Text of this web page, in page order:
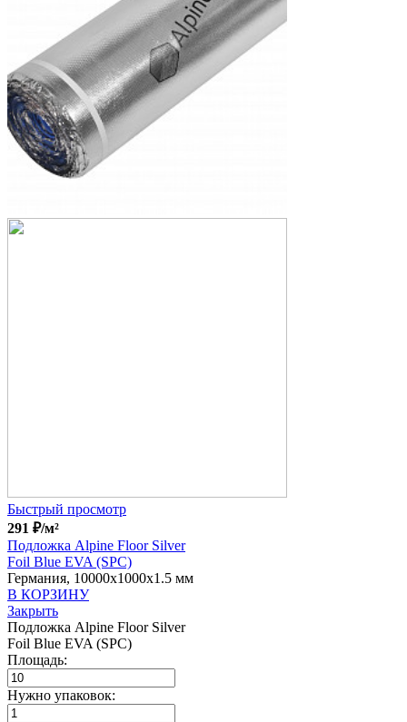
Быстрый просмотр
291 ₽/м²
Подложка Alpine Floor Silver
Foil Blue EVA (SPC)
Германия, 10000x1000x1.5 мм
В КОРЗИНУ
Закрыть
Подложка Alpine Floor Silver
Foil Blue EVA (SPC)
Площадь:
Нужно упаковок: